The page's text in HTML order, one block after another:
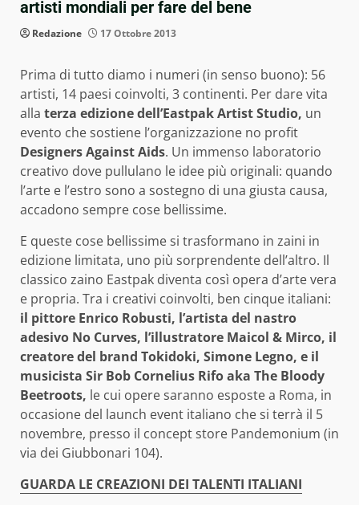
artisti mondiali per fare del bene
Redazione 17 Ottobre 2013
Prima di tutto diamo i numeri (in senso buono): 56
artisti, 14 paesi coinvolti, 3 continenti. Per dare vita
alla terza edizione dell’Eastpak Artist Studio, un
evento che sostiene l’organizzazione no profit
Designers Against Aids. Un immenso laboratorio
creativo dove pullulano le idee più originali: quando
l’arte e l’estro sono a sostegno di una giusta causa,
accadono sempre cose bellissime.
E queste cose bellissime si trasformano in zaini in
edizione limitata, uno più sorprendente dell’altro. Il
classico zaino Eastpak diventa così opera d’arte vera
e propria. Tra i creativi coinvolti, ben cinque italiani:
il pittore Enrico Robusti, l’artista del nastro
adesivo No Curves, l’illustratore Maicol & Mirco, il
creatore del brand Tokidoki, Simone Legno, e il
musicista Sir Bob Cornelius Rifo aka The Bloody
Beetroots, le cui opere saranno esposte a Roma, in
occasione del launch event italiano che si terrà il 5
novembre, presso il concept store Pandemonium (in
via dei Giubbonari 104).
GUARDA LE CREAZIONI DEI TALENTI ITALIANI